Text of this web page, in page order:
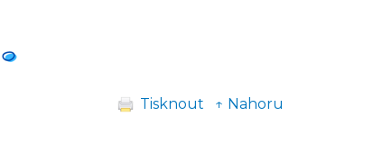
Tisknout ↑ Nahoru